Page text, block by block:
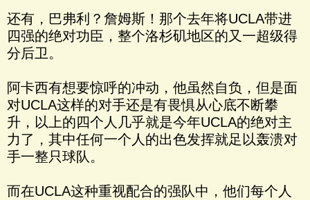
还有，巴弗利？詹姆斯！那个去年将UCLA带进
四强的绝对功臣，整个洛杉矶地区的又一超级得
分后卫。
阿卡西有想要惊呼的冲动，他虽然自负，但是面
对UCLA这样的对手还是有畏惧从心底不断攀
升，以上的四个人几乎就是今年UCLA的绝对主
力了，其中任何一个人的出色发挥就足以轰溃对
手一整只球队。
而在UCLA这种重视配合的强队中，他们每个人